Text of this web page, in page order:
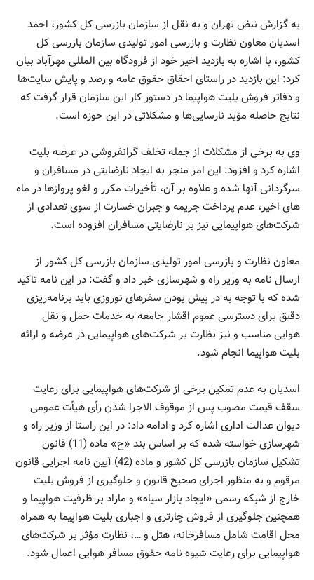
به گزارش نبض تهران و به نقل از سازمان بازرسی کل کشور، احمد
اسدیان معاون نظارت و بازرسی امور تولیدی سازمان بازرسی کل
کشور، با اشاره به بازدید اخیر خود از فرودگاه بین­ المللی مهرآباد بیان
کرد: این بازدید در راستای احقاق حقوق عامه و رصد و پایش سایت‌­ها
و دفاتر فروش بلیت هواپیما در دستور کار این سازمان قرار گرفت که
نتایج حاصله مؤید نارسایی­‌ها و مشکلاتی در این حوزه است.
وی به برخی از مشکلات از جمله تخلف گرانفروشی در عرضه بلیت
اشاره کرد و افزود: این امر منجر به ایجاد نارضایتی در مسافران و
سرگردانی آنها شده و علاوه بر آن، تأخیرات مکرر و لغو پروازها در ماه­‌
های اخیر، عدم پرداخت جریمه و جبران خسارت از سوی تعدادی از
شرکت­‌های هواپیمایی نیز بر نارضایتی مسافران افزوده است.
معاون نظارت و بازرسی امور تولیدی سازمان بازرسی کل کشور از
ارسال نامه به وزیر راه و شهرسازی خبر داد و گفت: در این نامه تاکید
شده که با توجه به در پیش بودن سفرهای نوروزی باید برنامه­‌ریزی
دقیق برای دسترسی عموم اقشار جامعه به خدمات حمل و نقل
هوایی مناسب و نیز نظارت بر شرکت­‌های هواپیمایی در عرضه و ارائه
بلیت هواپیما انجام شود.
اسدیان به عدم تمکین برخی از شرکت‌های هواپیمایی برای رعایت
سقف قیمت مصوب پس از موقوف ­الاجرا شدن رأی هیأت عمومی
دیوان عدالت اداری اشاره کرد و ادامه داد: در این راستا از وزیر راه و
شهرسازی خواسته شده که بر اساس بند «ج» ماده (11) قانون
تشکیل سازمان بازرسی کل کشور و ماده (42) آیین­ نامه اجرایی قانون
مرقوم و به منظور اجرای صحیح قانون و جلوگیری از فروش بلیت
خارج از شبکه رسمی «ایجاد بازار سیاه» و مازاد بر ظرفیت هواپیما و
همچنین جلوگیری از فروش چارتری و اجباری بلیت هواپیما به همراه
محل اقامت شامل مسافرخانه، هتل و …، نظارت مؤثر بر شرکت­‌های
هواپیمایی برای رعایت شیوه­ نامه حقوق مسافر هوایی اعمال شود.